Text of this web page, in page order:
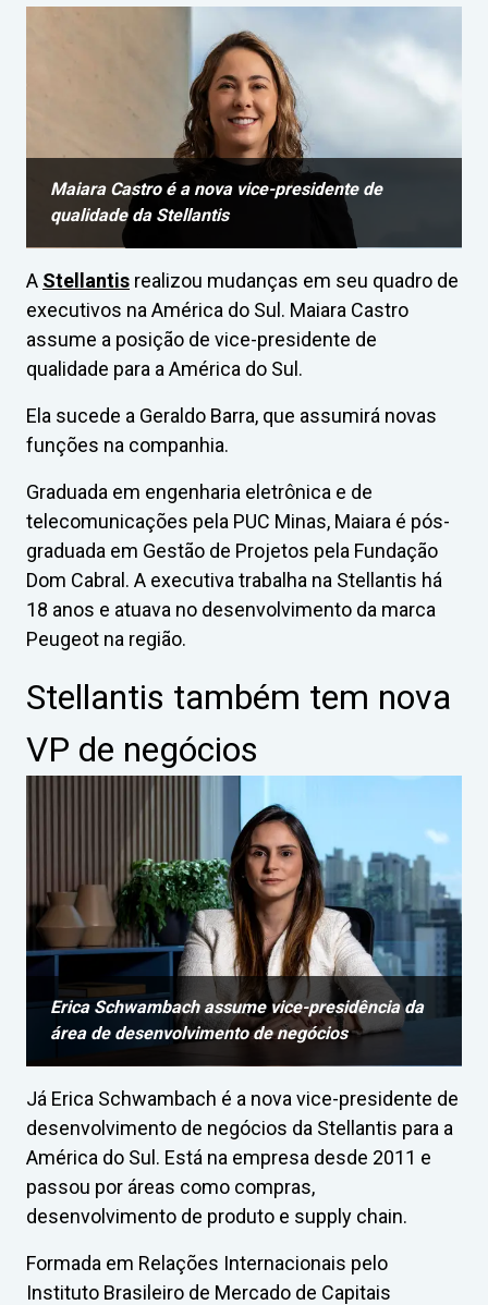
Maiara Castro é a nova vice-presidente de
qualidade da Stellantis
A Stellantis realizou mudanças em seu quadro de
executivos na América do Sul. Maiara Castro
assume a posição de vice-presidente de
qualidade para a América do Sul.
Ela sucede a Geraldo Barra, que assumirá novas
funções na companhia.
Graduada em engenharia eletrônica e de
telecomunicações pela PUC Minas, Maiara é pós-
graduada em Gestão de Projetos pela Fundação
Dom Cabral. A executiva trabalha na Stellantis há
18 anos e atuava no desenvolvimento da marca
Peugeot na região.
Stellantis também tem nova
VP de negócios
Erica Schwambach assume vice-presidência da
área de desenvolvimento de negócios
Já Erica Schwambach é a nova vice-presidente de
desenvolvimento de negócios da Stellantis para a
América do Sul. Está na empresa desde 2011 e
passou por áreas como compras,
desenvolvimento de produto e supply chain.
Formada em Relações Internacionais pelo
Instituto Brasileiro de Mercado de Capitais